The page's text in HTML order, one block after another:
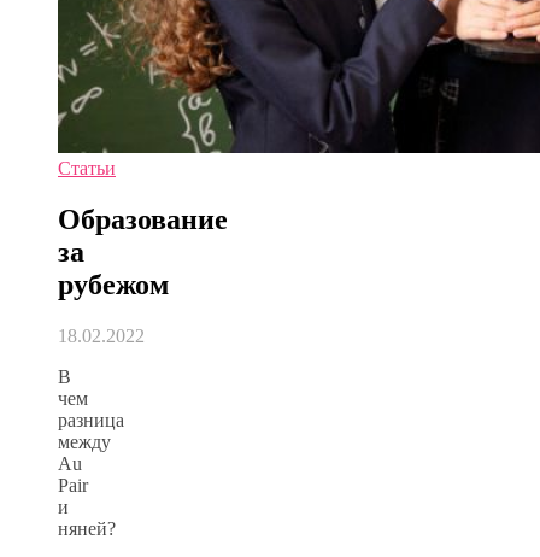
Статьи
Образование
за
рубежом
18.02.2022
В
чем
разница
между
Au
Pair
и
няней?